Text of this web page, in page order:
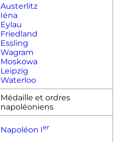
Austerlitz
Iéna
Eylau
Friedland
Essling
Wagram
Moskowa
Leipzig
Waterloo
Médaille et ordres
napoléoniens
Napoléon Ier